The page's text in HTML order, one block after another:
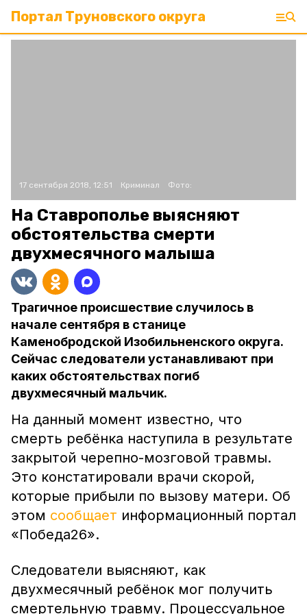
Портал Труновского округа
17 сентября 2018, 12:51 Криминал Фото:
На Ставрополье выясняют
обстоятельства смерти
двухмесячного малыша
Трагичное происшествие случилось в
начале сентября в станице
Каменобродской Изобильненского округа.
Сейчас следователи устанавливают при
каких обстоятельствах погиб
двухмесячный мальчик.
На данный момент известно, что
смерть ребёнка наступила в результате
закрытой черепно-мозговой травмы.
Это констатировали врачи скорой,
которые прибыли по вызову матери. Об
этом сообщает информационный портал
«Победа26».
Следователи выясняют, как
двухмесячный ребёнок мог получить
смертельную травму. Процессуальное